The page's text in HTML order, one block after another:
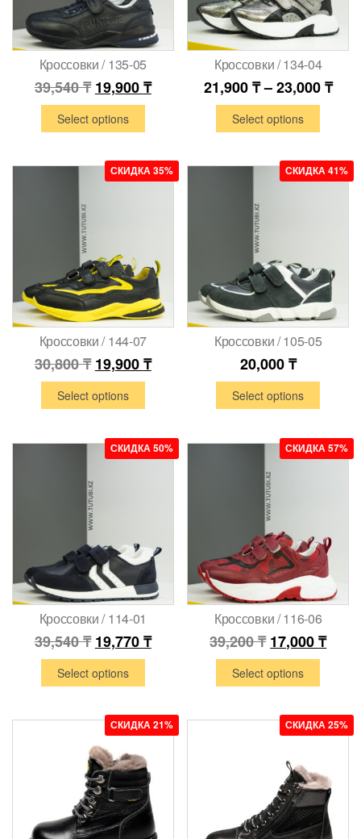
Кроссовки / 135-05
39,540₸ 19,900₸
Select options
Кроссовки / 134-04
21,900₸–23,000₸
Select options
СКИДКА 35%
Кроссовки / 144-07
30,800₸ 19,900₸
Select options
СКИДКА 41%
Кроссовки / 105-05
20,000₸
Select options
СКИДКА 50%
Кроссовки / 114-01
39,540₸ 19,770₸
Select options
СКИДКА 57%
Кроссовки / 116-06
39,200₸ 17,000₸
Select options
СКИДКА 21% СКИДКА 25%